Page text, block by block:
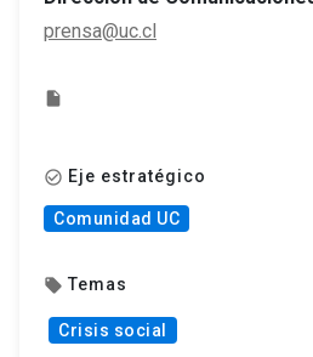
prensa@uc.cl
insert_drive_file
check_circle_outline Eje estratégico
Comunidad UC
local_offer Temas
Crisis social